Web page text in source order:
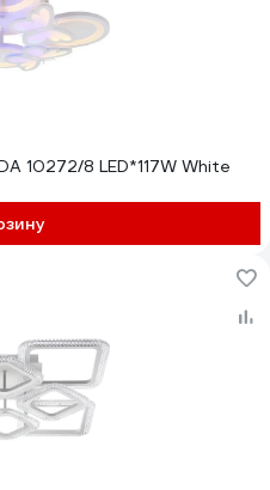
10272/8 LED*117W White